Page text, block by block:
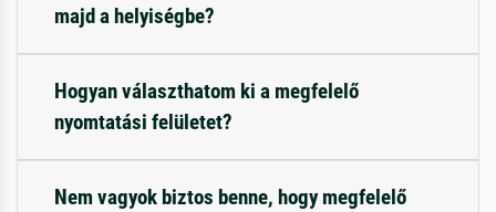
majd a helyiségbe?
Hogyan választhatom ki a megfelelő
nyomtatási felületet?
Nem vagyok biztos benne, hogy megfelelő